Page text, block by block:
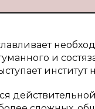
и
институт